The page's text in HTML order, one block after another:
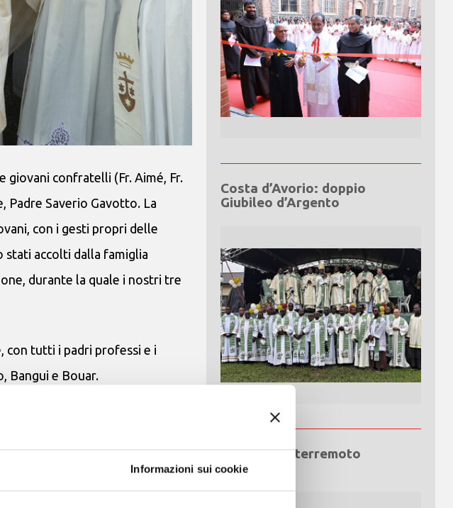
Informazioni sui cookie
giovani confratelli (Fr. Aimé, Fr.
Padre Saverio Gavotto. La
con i gesti propri delle
accolti dalla famiglia
durante la quale i nostri tre
con tutti i padri professi e i
Bangui e Bouar.
lungo la strada tra Bouar e
abbiamo visto gli alunni
Purtroppo c’è molta
Costa d’Avorio: doppio
Giubileo d’Argento
Emergenza terremoto
Venezuela